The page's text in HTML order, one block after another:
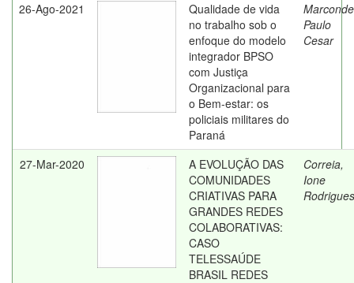
26-Ago-2021
Qualidade de vida
no trabalho sob o
enfoque do modelo
integrador BPSO
com Justiça
Organizacional para
o Bem-estar: os
policiais militares do
Paraná
Paulo
Cesar
27-Mar-2020
A EVOLUÇÃO DAS
COMUNIDADES
CRIATIVAS PARA
GRANDES REDES
COLABORATIVAS:
CASO
TELESSAÚDE
BRASIL REDES
Correia,
Ione
Rodrigues